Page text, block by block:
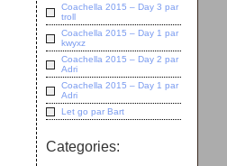
Coachella 2015 – Day 3 par
troll
Coachella 2015 – Day 1 par
kwyxz
Coachella 2015 – Day 2 par
Adri
Coachella 2015 – Day 1 par
Adri
Let go par Bart
Categories: